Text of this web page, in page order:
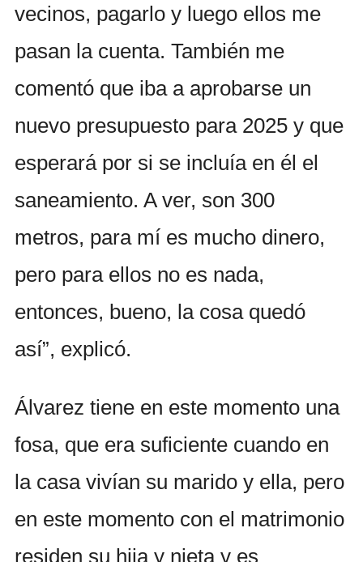
vecinos, pagarlo y luego ellos me
pasan la cuenta. También me
comentó que iba a aprobarse un
nuevo presupuesto para 2025 y que
esperará por si se incluía en él el
saneamiento. A ver, son 300
metros, para mí es mucho dinero,
pero para ellos no es nada,
entonces, bueno, la cosa quedó
así”, explicó.
Álvarez tiene en este momento una
fosa, que era suficiente cuando en
la casa vivían su marido y ella, pero
en este momento con el matrimonio
residen su hija y nieta y es